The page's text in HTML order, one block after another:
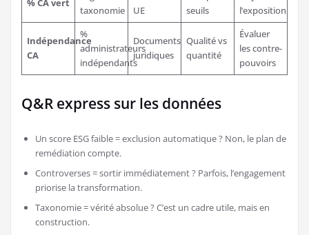
taxonomie
UE
seuils
l’exposition
Indépendance
CA
%
administrateurs
indépendants
Documents
juridiques
Qualité vs
quantité
Évaluer
les contre-
pouvoirs
Q&R express sur les données
Un score ESG faible = exclusion automatique ? Non, le plan de
remédiation compte.
Controverses = sortir immédiatement ? Parfois, l’engagement
priorise la transformation.
Taxonomie = vérité absolue ? C’est un cadre utile, mais en
construction.